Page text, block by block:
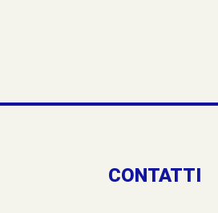
CONTATTI